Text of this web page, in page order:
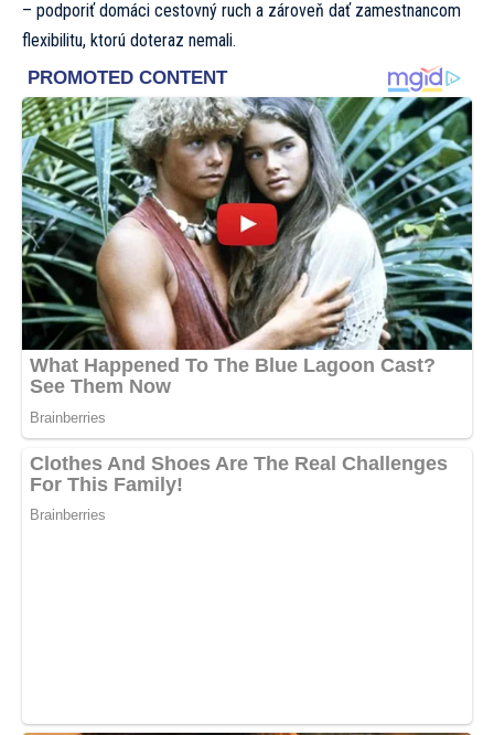
– podporiť domáci cestovný ruch a zároveň dať zamestnancom
flexibilitu, ktorú doteraz nemali.